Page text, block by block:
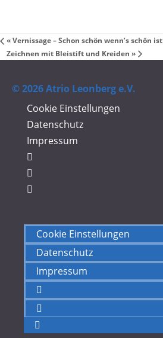
«Vernissage – Schon schön wenn’s schön ist
Zeichnen mit Bleistift und Kreiden »
© 2026 Atrio Leonberg e.V.
Cookie Einstellungen
Datenschutz
Impressum
Cookie Einstellungen
Datenschutz
Impressum